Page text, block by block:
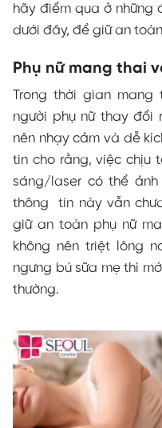
hãy điểm qua ở những
dưới đây, để giữan toàn
Phụ nữ mang thai
Trong thời gian
người phụ nữ thay đổi
nên nhạy cảm và dễ
tin cho rằng, việc chịu
sáng/laser có thể
thông tin này vẫn
giữan toàn phụ nữ
không nên triệt lông
ngưng bú sữa mẹ thì
thường.